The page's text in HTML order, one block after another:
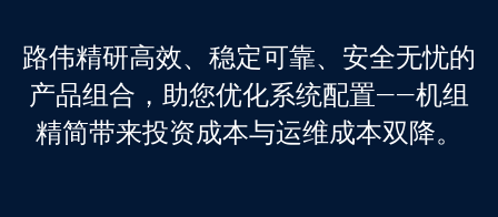
​​路伟精研高效、稳定可靠、安全无忧的
产品组合，助您优化系统配置——机组
精简带来投资成本与运维成本双降。​​